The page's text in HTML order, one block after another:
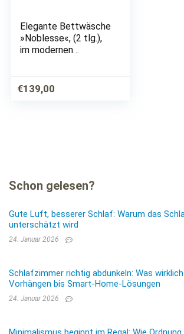
Elegante Bettwäsche
»Noblesse«, (2 tlg.),
im modernen
€139,00
Schon gelesen?
Gute Luft, besserer Schlaf: Warum das
unterschätzt wird
24. Januar 2026
Schlafzimmer richtig abdunkeln: Was
Vorhängen bis Smart-Home-Lösungen
24. Januar 2026